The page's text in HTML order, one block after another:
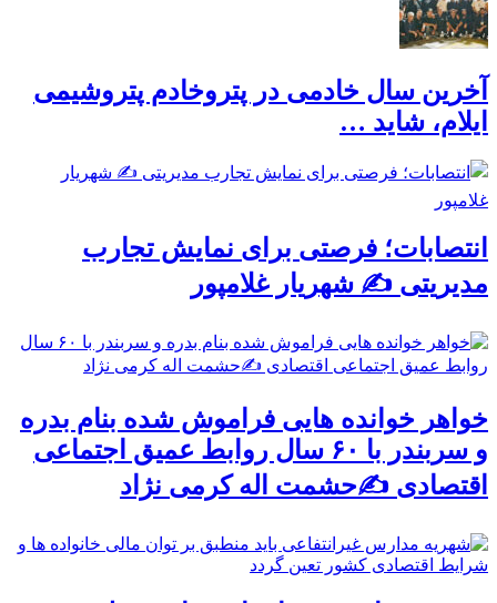
آخرین سال خادمی در پتروخادم پتروشیمی
ایلام، شاید …
انتصابات؛ فرصتی برای نمایش تجارب
مدیریتی ✍ شهریار غلامپور
خواهر خوانده هایی فراموش شده بنام بدره
و سربندر با ۶۰ سال روابط عمیق اجتماعی
اقتصادی ✍حشمت اله کرمی نژاد